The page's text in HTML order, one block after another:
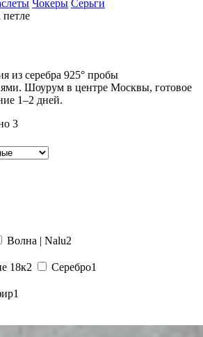
Чокеры Серьги
петле
из серебра 925° пробы
Шоурум в центре Москвы, готовое
1–2 дней.
3
Волна | Nalu2
18к2 Серебро1
1